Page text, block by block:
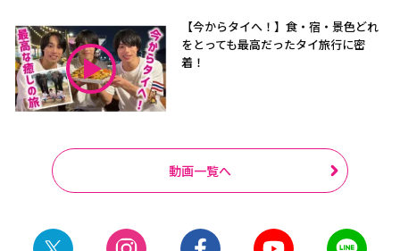
【今からタイへ！】食・宿・景色どれ
をとっても最高だったタイ旅行に密
着！
動画一覧へ